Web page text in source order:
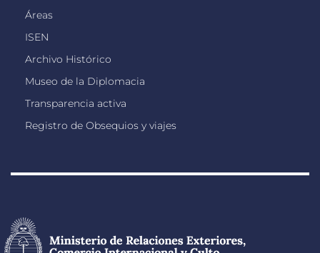
Áreas
ISEN
Archivo Histórico
Museo de la Diplomacia
Transparencia activa
Registro de Obsequios y viajes